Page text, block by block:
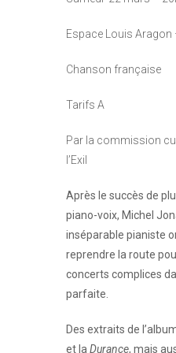
Espace Louis Aragon
Chanson française
Tarifs A
Par la commission
l’Exil
Après le succès de
piano-voix, Michel
inséparable pianiste
reprendre la route
concerts complices
parfaite.
Des extraits de
et la Durance, mais